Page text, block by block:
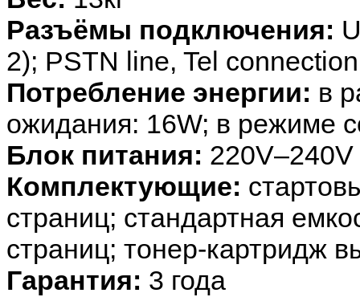
Разъёмы подключения:
2); PSTN line, Tel
Потребление энергии: в
ожидания: 16W; в режиме
Блок питания:
Комплектующие:
страниц; стандартная
страниц; тонер-картридж
Гарантия: 3 года